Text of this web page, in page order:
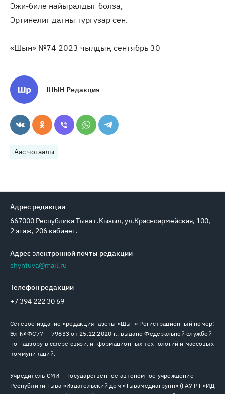
Эжи-биле найыралдыг болза,
Эртинелиг дагны тургузар сен.
«Шын» №74 2023 чылдың сентябрь 30
ШЫН Редакция
Аас чогаалы
Адрес редакции
667000 Республика Тыва г.Кызыл, ул.Красноармейская, 100,
2 этаж, 206 кабинет.
Адрес электронной почты редакции
shyntuva@mail.ru
Телефон редакции
+7 394 222 30 69
Сетевое издание «редакция газеты «Шын» Регистрационный номер:
Эл № ФС77 — 79833 от 25.12.2020 г., выдано Федеральной службой
по надзору в сфере связи, информационных технологий и массовых
коммуникаций.
Учредитель СМИ — Государственное автономное учреждение
Республики Тыва «Издательский дом «Тывамедиагрупп» (ГАУ РТ «ИД